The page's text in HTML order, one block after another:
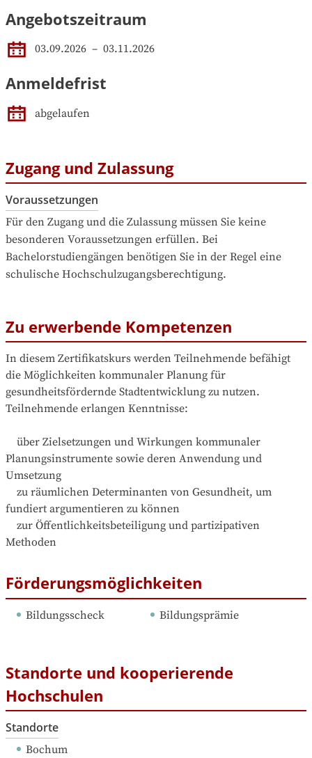
Angebotszeitraum
03.09.2026 – 03.11.2026
Anmeldefrist
abgelaufen
Zugang und Zulassung
Voraussetzungen
Für den Zugang und die Zulassung müssen Sie keine
besonderen Voraussetzungen erfüllen. Bei
Bachelorstudiengängen benötigen Sie in der Regel eine
schulische Hochschulzugangsberechtigung.
Zu erwerbende Kompetenzen
In diesem Zertifikatskurs werden Teilnehmende befähigt
die Möglichkeiten kommunaler Planung für
gesundheitsfördernde Stadtentwicklung zu nutzen.
Teilnehmende erlangen Kenntnisse:
Planungsinstrumente sowie deren Anwendung und
Umsetzung
fundiert argumentieren zu können
Methoden
Förderungsmöglichkeiten
Bildungsscheck Bildungsprämie
Standorte und kooperierende
Hochschulen
Standorte
Bochum